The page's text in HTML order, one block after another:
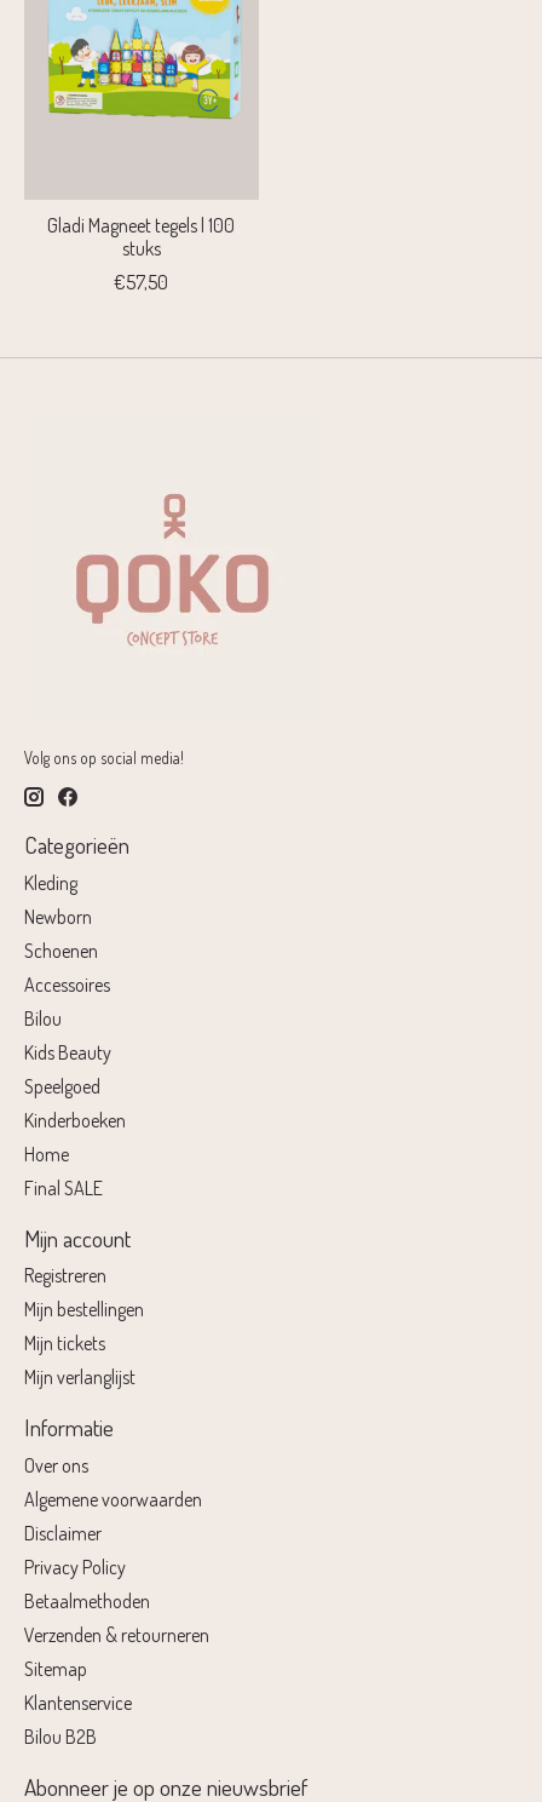
Gladi Magneet tegels | 100
stuks
€57,50
Volg ons op social media!
Categorieën
Kleding
Newborn
Schoenen
Accessoires
Bilou
Kids Beauty
Speelgoed
Kinderboeken
Home
Final SALE
Mijn account
Registreren
Mijn bestellingen
Mijn tickets
Mijn verlanglijst
Informatie
Over ons
Algemene voorwaarden
Disclaimer
Privacy Policy
Betaalmethoden
Verzenden & retourneren
Sitemap
Klantenservice
Bilou B2B
Abonneer je op onze nieuwsbrief